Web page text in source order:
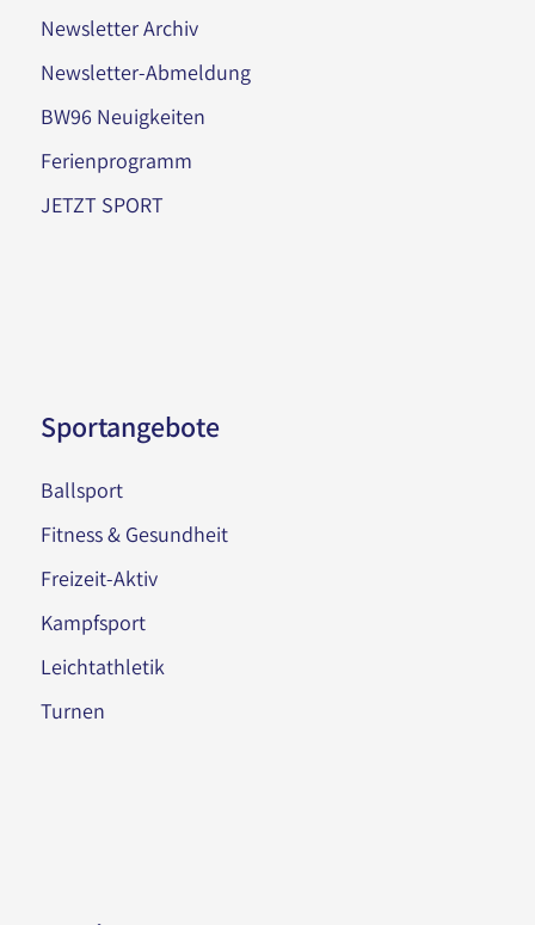
Newsletter Archiv
Newsletter-Abmeldung
BW96 Neuigkeiten
Ferienprogramm
JETZT SPORT
Sportangebote
Ballsport
Fitness & Gesundheit
Freizeit-Aktiv
Kampfsport
Leichtathletik
Turnen